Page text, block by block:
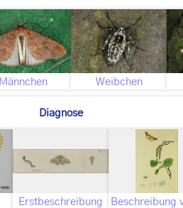
Männchen Weibchen
Diagnose
Erstbeschreibung